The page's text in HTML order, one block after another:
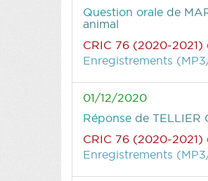
Question orale de
animal
CRIC 76 (2020-2021)
Enregistrements
01/12/2020
Réponse de TELLIER
CRIC 76 (2020-2021)
Enregistrements